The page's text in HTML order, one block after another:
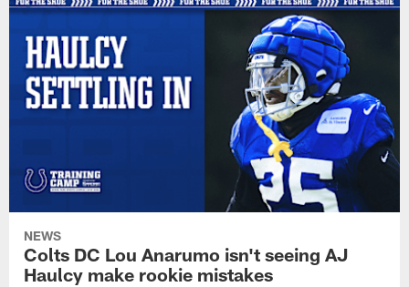
NEWS
Colts DC Lou Anarumo isn't seeing AJ
Haulcy make rookie mistakes